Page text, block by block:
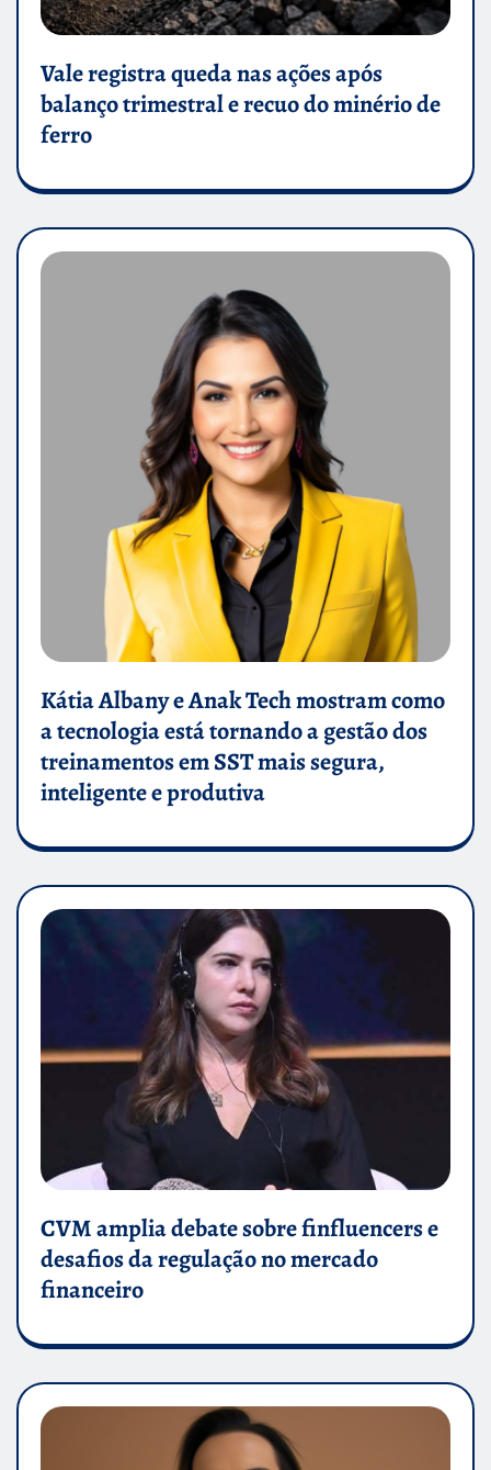
Vale registra queda nas ações após
balanço trimestral e recuo do minério de
ferro
Kátia Albany e Anak Tech mostram como
a tecnologia está tornando a gestão dos
treinamentos em SST mais segura,
inteligente e produtiva
CVM amplia debate sobre finfluencers e
desafios da regulação no mercado
financeiro